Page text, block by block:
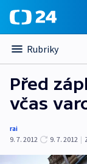
Rubriky
Před
včas
rai
9. 7. 2012
9. 7. 2012 |